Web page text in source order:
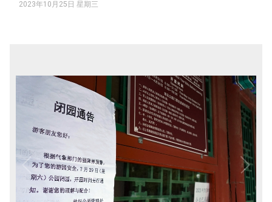
2023年10月25日 星期三